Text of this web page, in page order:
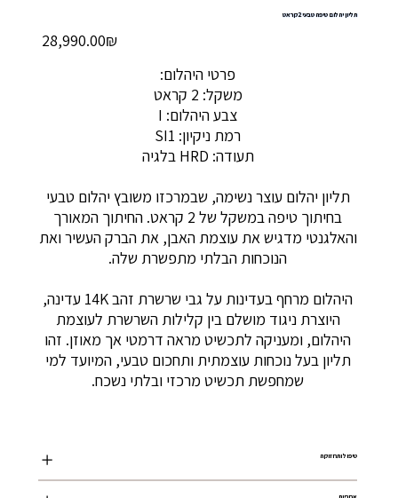
תליון יהלום טיפה טבעי 2 קראט
‏28,990.00 ‏₪
פרטי היהלום:
משקל: 2 קראט
צבע היהלום: I
רמת ניקיון: SI1
תעודה: HRD בלגיה
תליון יהלום עוצר נשימה, שבמרכזו משובץ יהלום טבעי
בחיתוך טיפה במשקל של 2 קראט. החיתוך המאורך
והאלגנטי מדגיש את עוצמת האבן, את הברק העשיר ואת
הנוכחות הבלתי מתפשרת שלה.
היהלום מרחף בעדינות על גבי שרשרת זהב 14K עדינה,
היוצרת ניגוד מושלם בין קלילות השרשרת לעוצמת
היהלום, ומעניקה לתכשיט מראה דרמטי אך מאוזן. זהו
תליון בעל נוכחות עוצמתית ותחכום טבעי, המיועד למי
שמחפשת תכשיט מרכזי ובלתי נשכח.
טיפול ותחזוקה